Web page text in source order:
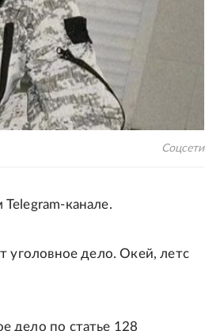
Соцсети
канале.
уголовное дело. Окей, летс
дело по статье 128